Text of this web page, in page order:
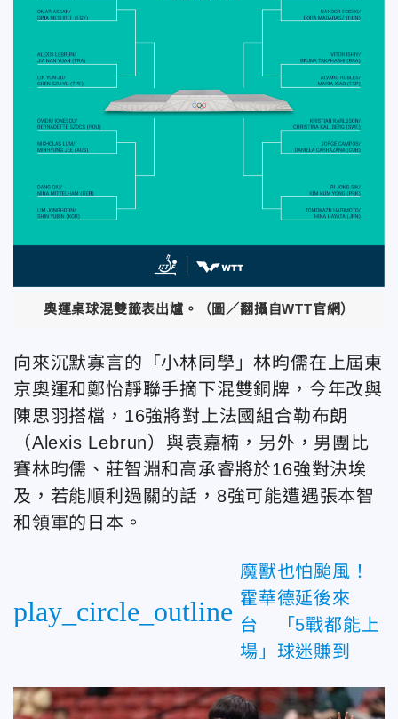
奧運桌球混雙籤表出爐。（圖／翻攝自WTT官網）
向來沉默寡言的「小林同學」林昀儒在上屆東
京奧運和鄭怡靜聯手摘下混雙銅牌，今年改與
陳思羽搭檔，16強將對上法國組合勒布朗
（Alexis Lebrun）與袁嘉楠，另外，男團比
賽林昀儒、莊智淵和高承睿將於16強對決埃
及，若能順利過關的話，8強可能遭遇張本智
和領軍的日本。
play_circle_outline
魔獸也怕颱風！
霍華德延後來
台 「5戰都能上
場」球迷賺到